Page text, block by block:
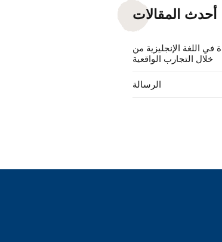
أحدث المقالات
في اللغة الإنجليزية من
خلال التجارب الواقعية
الرسالة